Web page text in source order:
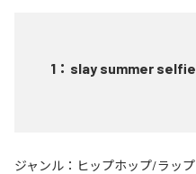
1 ： slay summer selfie
ジャンル： ヒップホップ/ラップ